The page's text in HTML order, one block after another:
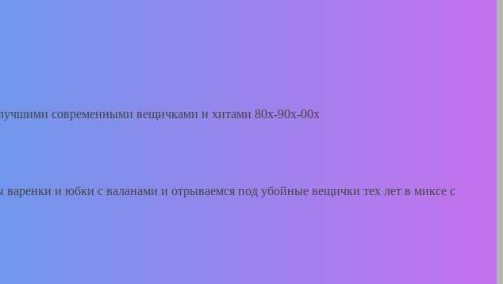
современными вещичками и хитами 80х-90х-00х
и юбки с валанами и отрываемся под убойные вещички тех лет в миксе с